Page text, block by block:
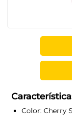
Color: Cherry